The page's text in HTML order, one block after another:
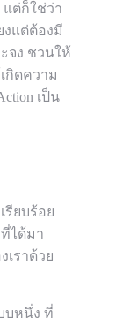
แต่ก็ใช่ว่า
งแต่ต้องมี
จง ชวนให้
กิดความ
เป็น
รียบร้อย
ได้มา
เราด้วย
บหนึ่ง ที่